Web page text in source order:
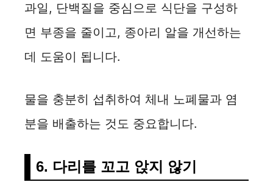
과일, 단백질을 중심으로 식단을 구성하
면 부종을 줄이고, 종아리 알을 개선하는
데 도움이 됩니다.
물을 충분히 섭취하여 체내 노폐물과 염
분을 배출하는 것도 중요합니다.
6. 다리를 꼬고 앉지 않기